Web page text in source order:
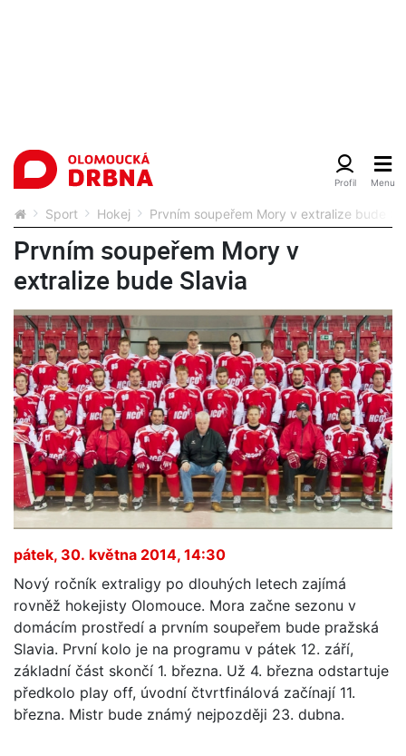
Sport Hokej Prvním soupeřem Mory v extralize bude
Prvním soupeřem Mory v
extralize bude Slavia
pátek, 30. května 2014, 14:30
Nový ročník extraligy po dlouhých letech zajímá
rovněž hokejisty Olomouce. Mora začne sezonu v
domácím prostředí a prvním soupeřem bude pražská
Slavia. První kolo je na programu v pátek 12. září,
základní část skončí 1. března. Už 4. března odstartuje
předkolo play off, úvodní čtvrtfinálová začínají 11.
března. Mistr bude známý nejpozději 23. dubna.